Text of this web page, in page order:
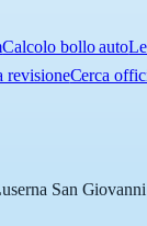
Calcolo bollo auto
revisioneCerca
San Giovanni